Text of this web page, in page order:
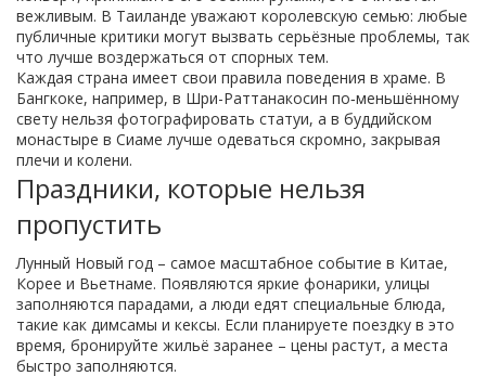
вежливым. В Таиланде уважают королевскую семью: любые
публичные критики могут вызвать серьёзные проблемы, так
что лучше воздержаться от спорных тем.
Каждая страна имеет свои правила поведения в храме. В
Бангкоке, например, в Шри-Раттанакосин по‑меньшённому
свету нельзя фотографировать статуи, а в буддийском
монастыре в Сиаме лучше одеваться скромно, закрывая
плечи и колени.
Праздники, которые нельзя
пропустить
Лунный Новый год – самое масштабное событие в Китае,
Корее и Вьетнаме. Появляются яркие фонарики, улицы
заполняются парадами, а люди едят специальные блюда,
такие как димсамы и кексы. Если планируете поездку в это
время, бронируйте жильё заранее – цены растут, а места
быстро заполняются.